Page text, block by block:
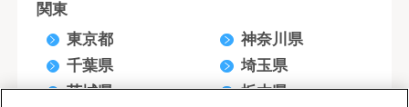
関東
東京都
神奈川県
千葉県
埼玉県
茨城県
栃木県